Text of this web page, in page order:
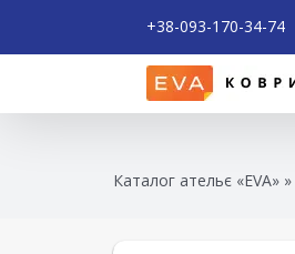
+38-093-170-34-74
Каталог ательє «EVA» »